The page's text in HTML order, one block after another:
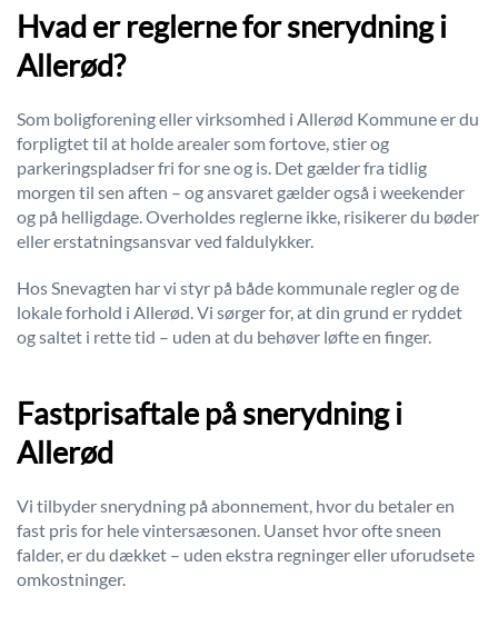
Hvad er reglerne for snerydning i
Allerød?
Som boligforening eller virksomhed i Allerød Kommune er du
forpligtet til at holde arealer som fortove, stier og
parkeringspladser fri for sne og is. Det gælder fra tidlig
morgen til sen aften – og ansvaret gælder også i weekender
og på helligdage. Overholdes reglerne ikke, risikerer du bøder
eller erstatningsansvar ved faldulykker.
Hos Snevagten har vi styr på både kommunale regler og de
lokale forhold i Allerød. Vi sørger for, at din grund er ryddet
og saltet i rette tid – uden at du behøver løfte en finger.
Fastprisaftale på snerydning i
Allerød
Vi tilbyder snerydning på abonnement, hvor du betaler en
fast pris for hele vintersæsonen. Uanset hvor ofte sneen
falder, er du dækket – uden ekstra regninger eller uforudsete
omkostninger.